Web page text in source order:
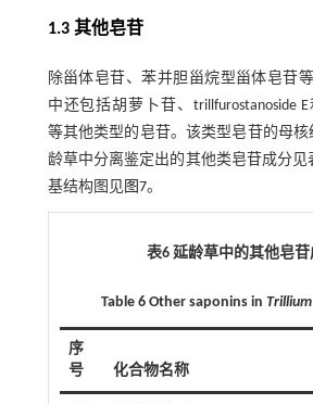
1.3 其他皂苷
除甾体皂苷、苯并胆甾烷型甾体皂苷
中还包括胡萝卜苷、trillfurostanoside E
等其他类型的皂苷。该类型皂苷的母核
龄草中分离鉴定出的其他类皂苷成分见
基结构图见图7。
表6 延龄草中的其他皂苷
Table 6 Other saponins in
序
号
化合物名称